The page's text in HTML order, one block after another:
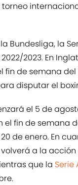
Bundesliga, la
2023. En
de semana del
disputar el
el 5 de
fin de semana
de enero. En
a la
que la Serie